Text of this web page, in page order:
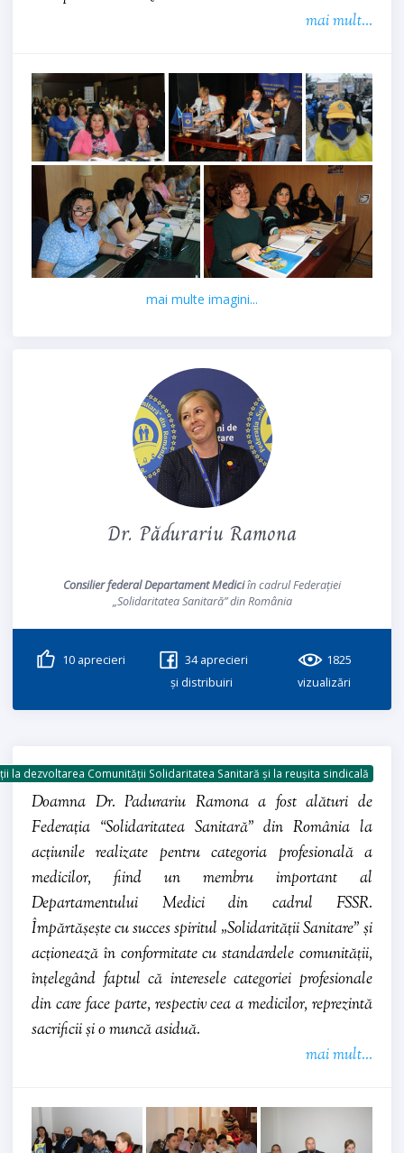
mai mult...
mai multe imagini...
Dr. Pădurariu Ramona
Consilier federal Departament Mediciîn cadrul Federației
„Solidaritatea Sanitară” din România
10aprecieri 34aprecieri
și distribuiri
1825
vizualizări
la dezvoltarea Comunității Solidaritatea Sanitară și la reușita sindicală
Doamna Dr. Padurariu Ramona a fost alături de
Federația “Solidaritatea Sanitară” din România la
acțiunile realizate pentru categoria profesională a
medicilor, fiind un membru important al
Departamentului Medici din cadrul FSSR.
Împărtășește cu succes spiritul „Solidarității Sanitare” și
acționează în conformitate cu standardele comunității,
înțelegând faptul că interesele categoriei profesionale
din care face parte, respectiv cea a medicilor, reprezintă
sacrificii și o muncă asiduă.
mai mult...